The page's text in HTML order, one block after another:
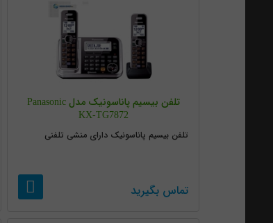
تلفن بیسیم پاناسونیک مدل Panasonic
KX-TG7872
تلفن بیسیم پاناسونیک دارای منشی تلفنی
تماس بگیرید